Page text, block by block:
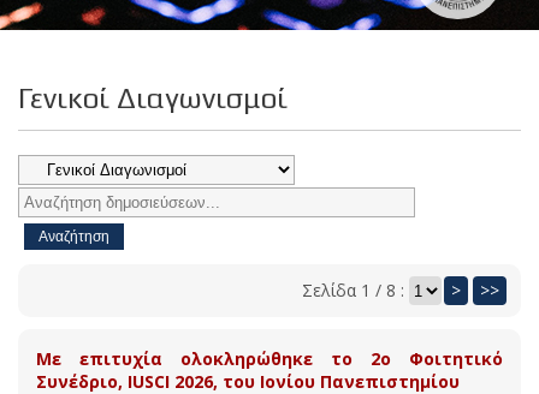
Γενικοί Διαγωνισμοί
Σελίδα 1 / 8 : > >>
Με επιτυχία ολοκληρώθηκε το 2ο Φοιτητικό
Συνέδριο, IUSCI 2026, του Ιονίου Πανεπιστημίου